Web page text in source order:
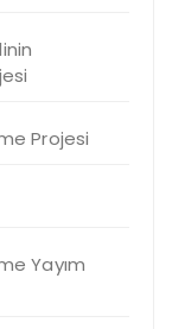
Projesi
Yayım